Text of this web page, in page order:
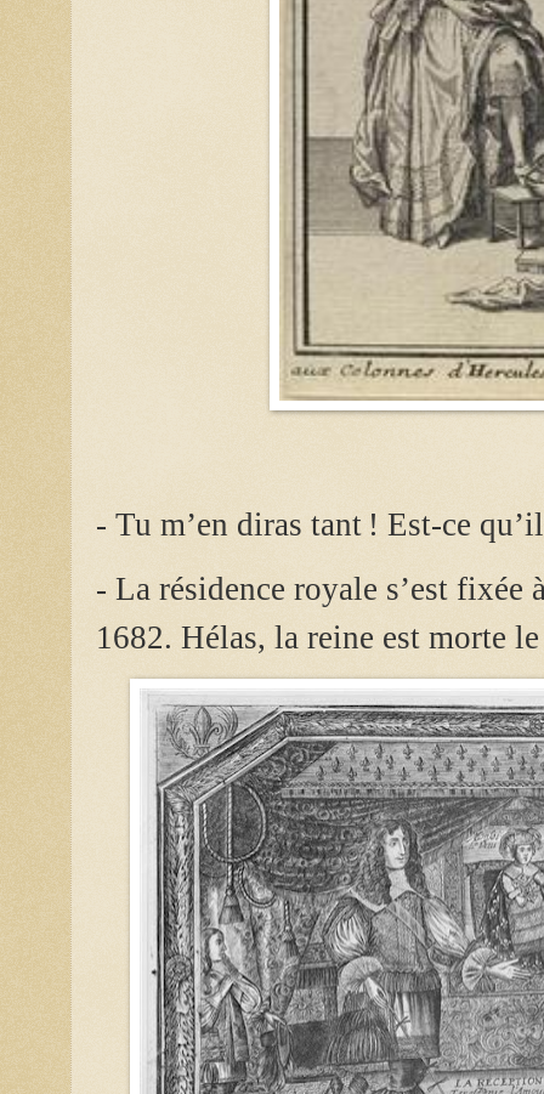
- Tu m’en diras tant ! Est-ce
- La résidence royale s’est fixée
1682. Hélas, la reine est morte